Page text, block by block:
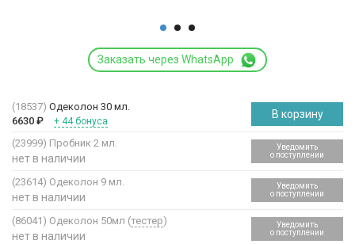
Заказать через WhatsApp
(18537) Одеколон 30 мл.
6630 ₽ + 44 бонуса
В корзину
(23999) Пробник 2 мл.
нет в наличии
Уведомить
о поступлении
(23614) Одеколон 9 мл.
нет в наличии
Уведомить
о поступлении
(86041) Одеколон 50мл (тестер)
нет в наличии
Уведомить
о поступлении